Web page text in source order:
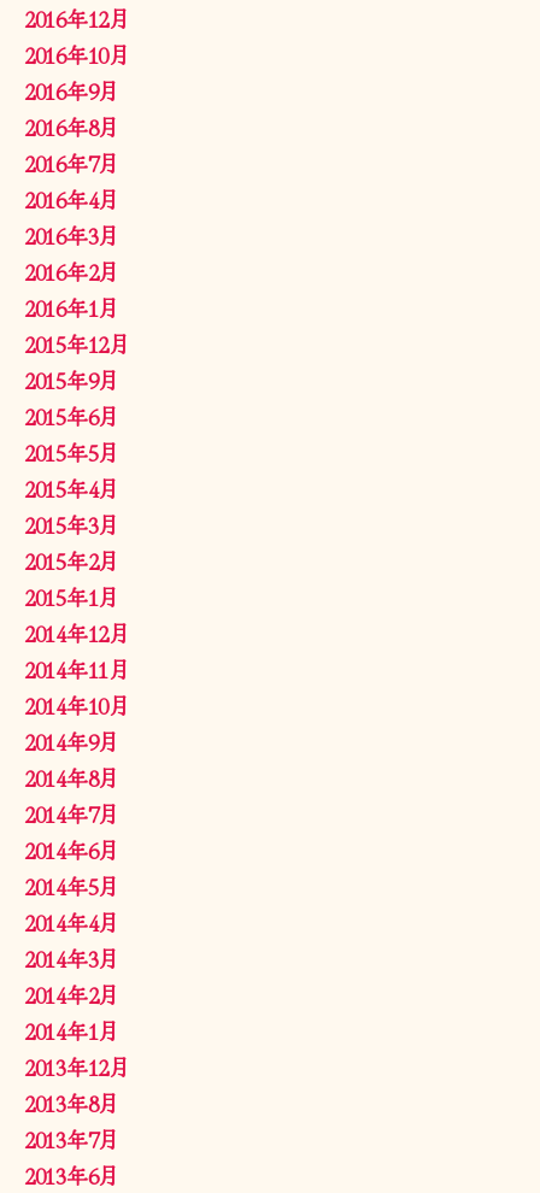
2016年12月
2016年10月
2016年9月
2016年8月
2016年7月
2016年4月
2016年3月
2016年2月
2016年1月
2015年12月
2015年9月
2015年6月
2015年5月
2015年4月
2015年3月
2015年2月
2015年1月
2014年12月
2014年11月
2014年10月
2014年9月
2014年8月
2014年7月
2014年6月
2014年5月
2014年4月
2014年3月
2014年2月
2014年1月
2013年12月
2013年8月
2013年7月
2013年6月